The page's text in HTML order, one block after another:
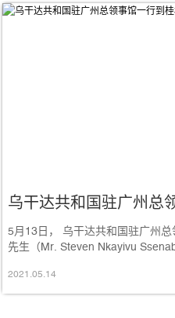
5月13日， 乌干达共和国驻广州
先生（Mr. Steven Nkayivu
2021 .05.14